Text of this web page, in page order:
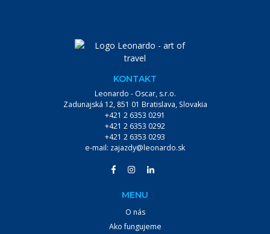
VYHĽADÁVANIE:
KONTAKT
Leonardo - Oscar, s.r.o.
Zadunajská 12, 851 01 Bratislava, Slovakia
+421 2 6353 0291
+421 2 6353 0292
+421 2 6353 0293
e-mail: zajazdy@leonardo.sk
MENU
O nás
Ako fungujeme